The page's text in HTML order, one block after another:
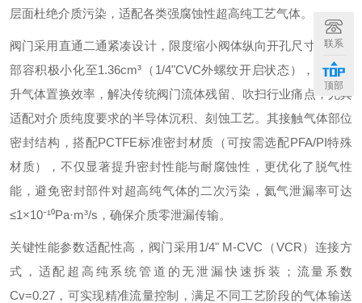
层面杜绝介质污染，适配各类强腐蚀性超高纯工艺气体。
阀门采用直通二通紧凑设计，限度缩小阀体纵向开孔尺寸，使内
部容积极小化至1.36cm³（1/4"CVC外螺纹开启状态），大幅提
升气体置换效率，解决传统阀门流体残留、吹扫行业痛点，尤其
适配对介质纯度要求的半导体沉积、刻蚀工艺。其接触气体部位
密封结构，搭配PCTFE标准密封材质（可按需选配PFA/PI特殊
材质），不仅显著提升密封性能与耐腐蚀性，更优化了脱气性
能，避免密封部件对超高纯气体的二次污染，氦气泄漏率可达
≤1×10⁻¹⁰Pa·m³/s，确保介质零泄漏传输。
关键性能参数适配性高 ，阀门采用1/4" M-CVC（VCR）连接方
式，适配超高纯系统管道的无泄漏快速拆装；流量系数
Cv=0.27，可实现精准流量控制，满足不同工艺阶段的气体输送
联系
顶部